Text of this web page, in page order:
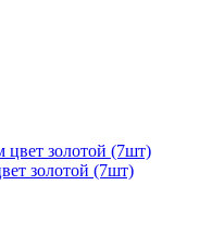
золотой (7шт)